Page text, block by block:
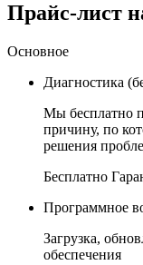
Прайс-лист
Основное
Диагностика
Мы бесплатно
причину, по
решения
Бесплатно
Программное
Загрузка,
обеспечения